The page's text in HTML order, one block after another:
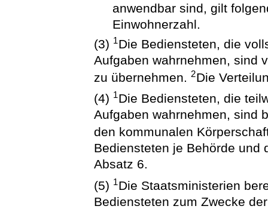
anwendbar sind, gilt
Einwohnerzahl.
(3) 1Die Bediensteten, die
Aufgaben wahrnehmen, sind
zu übernehmen.2Die
(4) 1Die Bediensteten, die
Aufgaben wahrnehmen, sind
den kommunalen
Bediensteten je Behörde und
Absatz 6.
(5) 1Die Staatsministerien
Bediensteten zum Zwecke